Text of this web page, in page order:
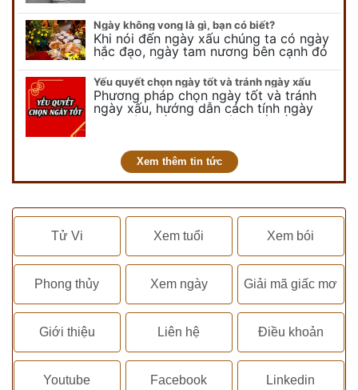
vui chơi, tinh nghịch, hài…
Ngày không vong là gì, bạn có biết?
Khi nói đến ngày xấu chúng ta có ngày
hắc đạo, ngày tam nương bên cạnh đó
còn có ngày không vong. Tuy nhiên khi
nói đến ngày không vong…
Yếu quyết chọn ngày tốt và tránh ngày xấu
Phương pháp chọn ngày tốt và tránh
ngày xấu, hướng dẫn cách tính ngày
tốt, ngày xấu trong tháng để tiến hành
Xem thêm tin tức
Tử Vi Xem tuổi Xem bói
Phong thủy Xem ngày Giải mã giấc mơ
Giới thiệu Liên hệ Điều khoản
Youtube Facebook Linkedin